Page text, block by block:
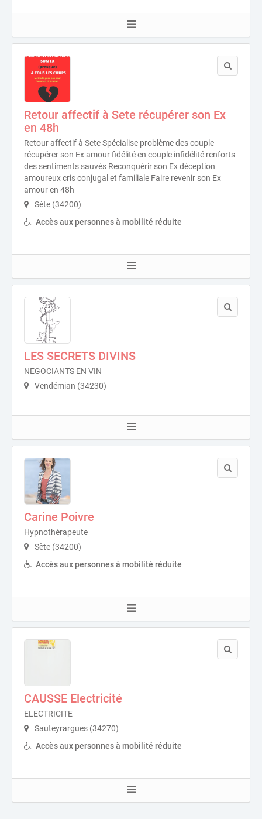
Retour affectif à Sete récupérer son Ex
en 48h
Retour affectif à Sete Spécialise problème des couple
récupérer son Ex amour fidélité en couple infidélité renforts
des sentiments sauvés Reconquérir son Ex déception
amoureux cris conjugal et familiale Faire revenir son Ex
amour en 48h
Sète (34200)
Accès aux personnes à mobilité réduite
LES SECRETS DIVINS
NEGOCIANTS EN VIN
Vendémian (34230)
Carine Poivre
Hypnothérapeute
Sète (34200)
Accès aux personnes à mobilité réduite
CAUSSE Electricité
ELECTRICITE
Sauteyrargues (34270)
Accès aux personnes à mobilité réduite